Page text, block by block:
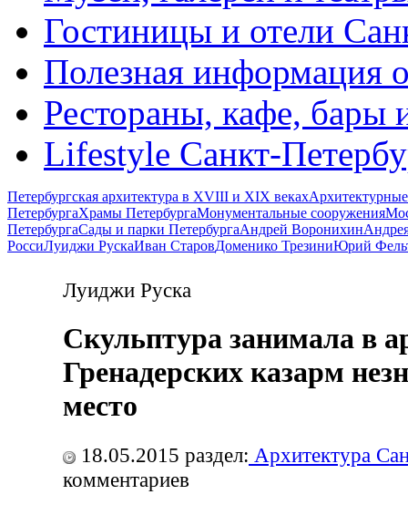
Гостиницы и отели
Полезная информация
Рестораны, кафе, бары
Lifestyle Санкт-
Петербургская архитектура в XVIII и XIX веках
ПетербургаХрамы ПетербургаМонументальные сооружения
ПетербургаСады и парки ПетербургаАндрей Воронихин
РоссиЛуиджи РускаИван СтаровДоменико ТрезиниЮрий
Луиджи Руска
Скульптура занимала в
Гренадерских казарм
место
18.05.2015 раздел: Архитектура
комментариев